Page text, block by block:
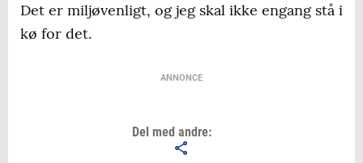
Det er miljøvenligt, og jeg skal ikke engang stå i
kø for det.
ANNONCE
Del med andre: